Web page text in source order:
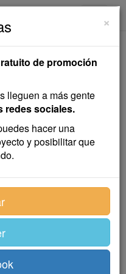
hijo y una hija; los
día vino a visitarla
a los niños, y al
suerte y siempre será
de no perderlo y de
a la que el anillo se
×
de promoción
lleguen a más gente
redes sociales.
hacer una
y posibilitar que